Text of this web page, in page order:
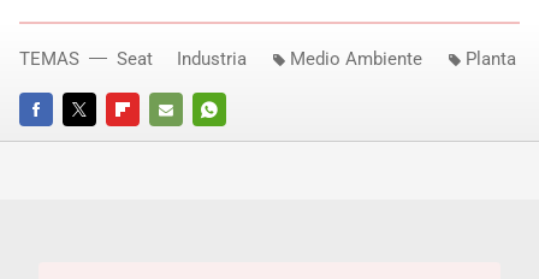
FACEBOOKTWITTERFLIPBOARD
E-
WHATSAPP
TEMAS Seat Industria Medio Ambiente Planta